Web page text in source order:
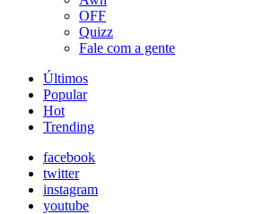
OFF
Quizz
Fale com a gente
Últimos
Popular
Hot
Trending
facebook
twitter
instagram
youtube